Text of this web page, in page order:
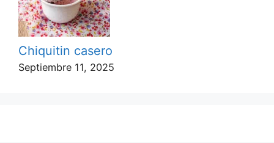
Chiquitin casero
Septiembre 11, 2025